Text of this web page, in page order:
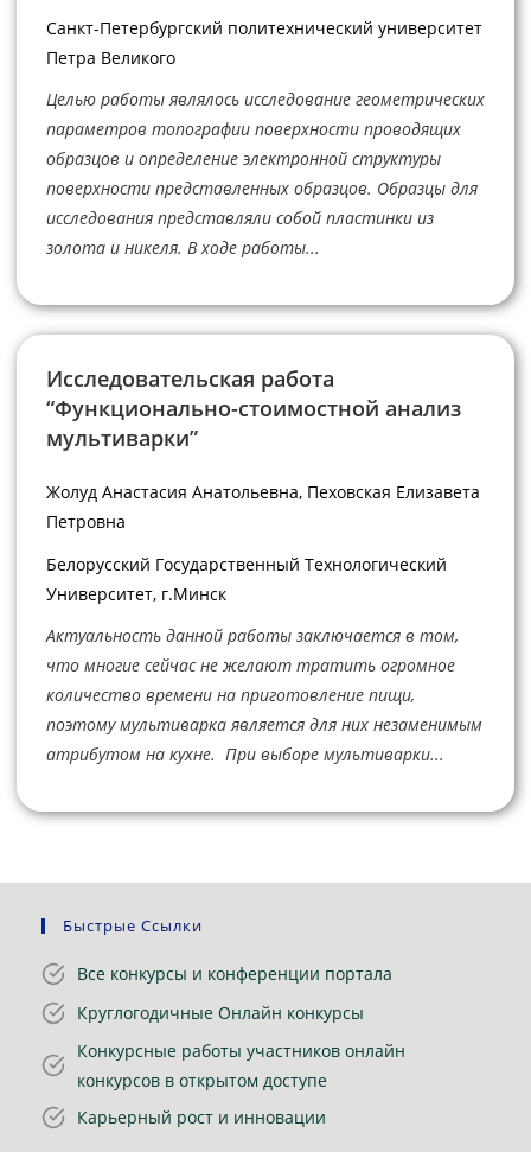
Санкт-Петербургский политехнический университет
Петра Великого
Целью работы являлось исследование геометрических
параметров топографии поверхности проводящих
образцов и определение электронной структуры
поверхности представленных образцов. Образцы для
исследования представляли собой пластинки из
золота и никеля. В ходе работы...
Исследовательская работа
“Функционально-стоимостной анализ
мультиварки”
Жолуд Анастасия Анатольевна, Пеховская Елизавета
Петровна
Белорусский Государственный Технологический
Университет, г.Минск
Актуальность данной работы заключается в том,
что многие сейчас не желают тратить огромное
количество времени на приготовление пищи,
поэтому мультиварка является для них незаменимым
атрибутом на кухне. При выборе мультиварки...
Быстрые Ссылки
Все конкурсы и конференции портала
Круглогодичные Онлайн конкурсы
Конкурсные работы участников онлайн
конкурсов в открытом доступе
Карьерный рост и инновации